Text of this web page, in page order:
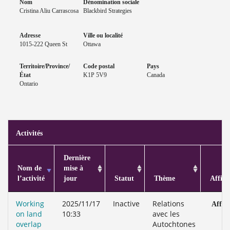
Nom
Cristina Aliu Carrascosa
Dénomination sociale
Blackbird Strategies
Adresse
1015-222 Queen St
Ville ou localité
Ottawa
Territoire/Province/
État
Ontario
Code postal
K1P 5V9
Pays
Canada
Activités
Nom de
l’activité
Dernière
mise à
jour
Statut Thème
Working
on land
overlap
2025/11/17
10:33
Inactive
Relations
avec les
Autochtones